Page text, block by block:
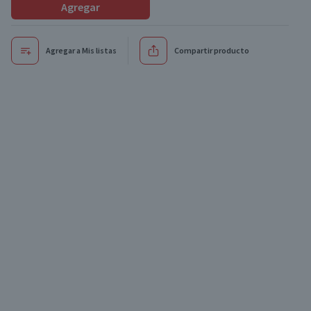
Agregar
Agregar a Mis listas Compartir producto